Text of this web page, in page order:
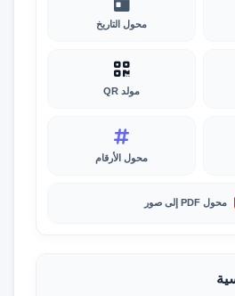
محول التاريخ
مولد QR
محول الأرقام
محول PDF إلى صور